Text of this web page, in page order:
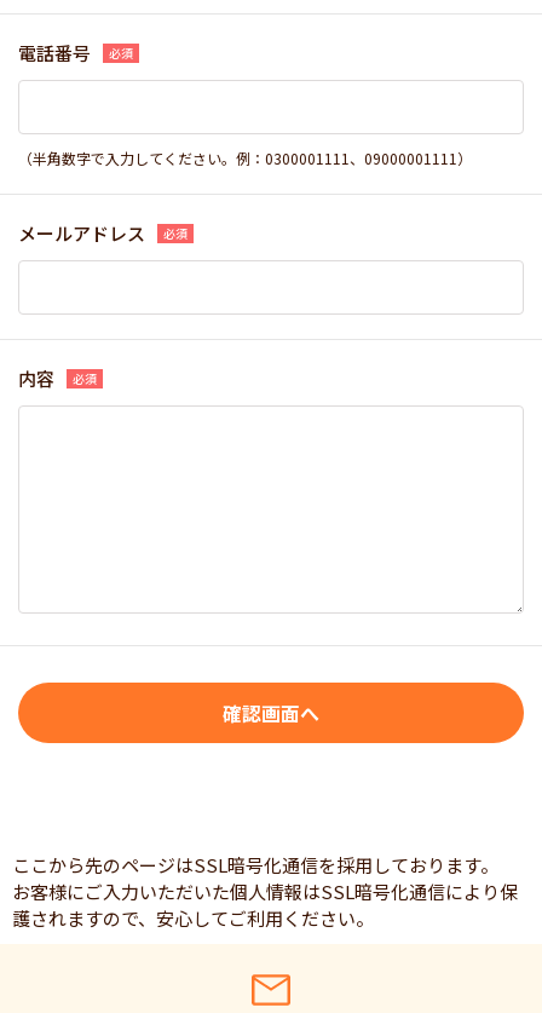
電話番号
（半角数字で入力してください。例：0300001111、09000001111）
メールアドレス
内容
ここから先のページはSSL暗号化通信を採用しております。
お客様にご入力いただいた個人情報はSSL暗号化通信により保
護されますので、安心してご利用ください。